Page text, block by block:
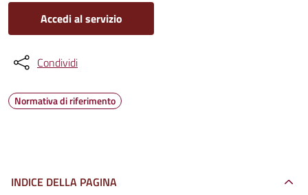
Accedi al servizio
Condividi
Normativa di riferimento
INDICE DELLA PAGINA